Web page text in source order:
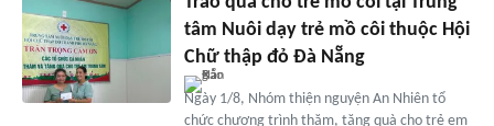
tâm Nuôi dạy trẻ mồ côi thuộc Hội
Chữ thập đỏ Đà Nẵng
Ngày 1/8, Nhóm thiện nguyện An Nhiên tổ
chức chương trình thăm, tặng quà cho trẻ em